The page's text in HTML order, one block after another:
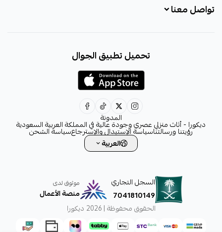
تواصل معنا
decora6586@gmail.com
تحميل تطبيق الجوال
المدونة
ديكورا - أثاث منزلي عصري وجودة عالية في المملكة العربية السعودية
رؤيتنا ورسالتناسياسة الإستبدال والإسترجاعسياسة الشحن
العربية
السجل التجاري
7041810149
موثوق لدى
منصة الأعمال
الحقوق محفوظة | 2026
ديكورا